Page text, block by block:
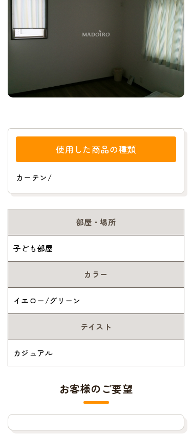
使用した商品の種類
カーテン/
部屋・場所
子ども部屋
カラー
イエロー/グリーン
テイスト
カジュアル
お客様のご要望